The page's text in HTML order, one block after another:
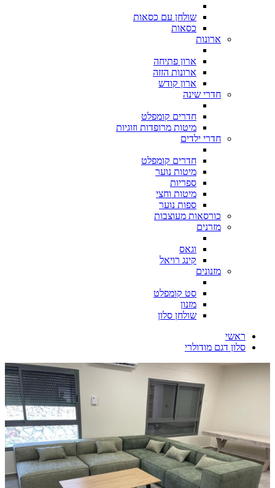
שולחן עם כסאות
כסאות
ארונות
ארון פתיחה
ארונות הזזה
ארון קודש
חדרי שינה
חדרים קומפלט
מיטות מרופדות וזוגיות
חדרי ילדים
חדרים קומפלט
מיטות נוער
ספריות
מיטות וחצי
ספות נוער
כורסאות מעוצבות
מזרנים
וגאס
קינג רויאל
מזנונים
סט קומפלט
מזנון
שולחן סלון
ראשי
סלון דגם מודולרי